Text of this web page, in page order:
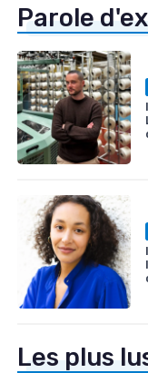
Parole
Les plus